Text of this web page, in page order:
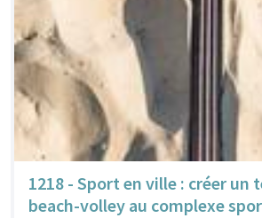
1218 - Sport en ville : créer un
beach-volley au complexe